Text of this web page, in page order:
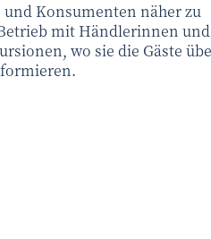
Konsumenten näher zu
mit Händlerinnen und
wo sie die Gäste